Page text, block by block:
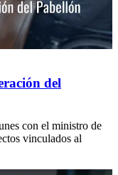
del
con el ministro de
vinculados al